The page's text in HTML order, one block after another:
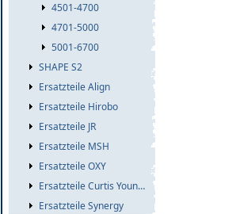
4501-4700
4701-5000
5001-6700
SHAPE S2
Ersatzteile Align
Ersatzteile Hirobo
Ersatzteile JR
Ersatzteile MSH
Ersatzteile OXY
Ersatzteile Curtis Youngblood
Ersatzteile Synergy